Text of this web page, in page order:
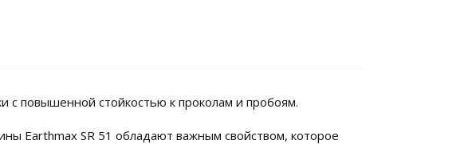
с повышенной стойкостью к проколам и пробоям.
Earthmax SR 51 обладают важным свойством, которое